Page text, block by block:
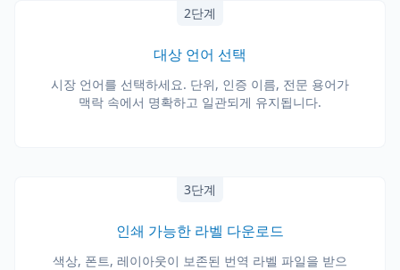
2단계
대상 언어 선택
시장 언어를 선택하세요. 단위, 인증 이름, 전문 용어가
맥락 속에서 명확하고 일관되게 유지됩니다.
3단계
인쇄 가능한 라벨 다운로드
색상, 폰트, 레이아웃이 보존된 번역 라벨 파일을 받으